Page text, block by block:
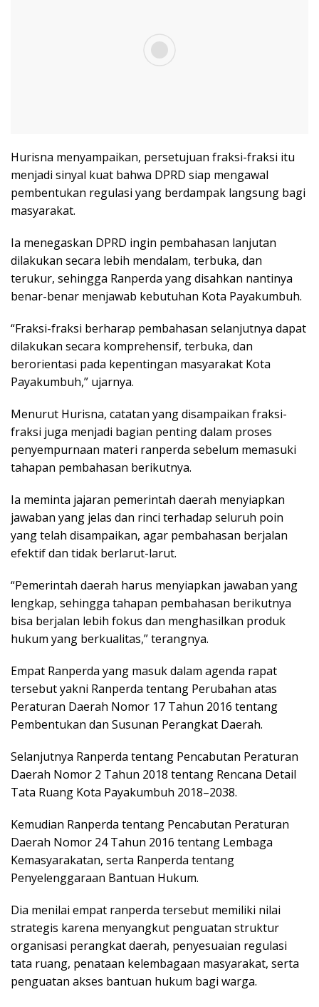
Hurisna menyampaikan, persetujuan fraksi-fraksi itu
menjadi sinyal kuat bahwa DPRD siap mengawal
pembentukan regulasi yang berdampak langsung bagi
masyarakat.
Ia menegaskan DPRD ingin pembahasan lanjutan
dilakukan secara lebih mendalam, terbuka, dan
terukur, sehingga Ranperda yang disahkan nantinya
benar-benar menjawab kebutuhan Kota Payakumbuh.
“Fraksi-fraksi berharap pembahasan selanjutnya dapat
dilakukan secara komprehensif, terbuka, dan
berorientasi pada kepentingan masyarakat Kota
Payakumbuh,” ujarnya.
Menurut Hurisna, catatan yang disampaikan fraksi-
fraksi juga menjadi bagian penting dalam proses
penyempurnaan materi ranperda sebelum memasuki
tahapan pembahasan berikutnya.
Ia meminta jajaran pemerintah daerah menyiapkan
jawaban yang jelas dan rinci terhadap seluruh poin
yang telah disampaikan, agar pembahasan berjalan
efektif dan tidak berlarut-larut.
“Pemerintah daerah harus menyiapkan jawaban yang
lengkap, sehingga tahapan pembahasan berikutnya
bisa berjalan lebih fokus dan menghasilkan produk
hukum yang berkualitas,” terangnya.
Empat Ranperda yang masuk dalam agenda rapat
tersebut yakni Ranperda tentang Perubahan atas
Peraturan Daerah Nomor 17 Tahun 2016 tentang
Pembentukan dan Susunan Perangkat Daerah.
Selanjutnya Ranperda tentang Pencabutan Peraturan
Daerah Nomor 2 Tahun 2018 tentang Rencana Detail
Tata Ruang Kota Payakumbuh 2018–2038.
Kemudian Ranperda tentang Pencabutan Peraturan
Daerah Nomor 24 Tahun 2016 tentang Lembaga
Kemasyarakatan, serta Ranperda tentang
Penyelenggaraan Bantuan Hukum.
Dia menilai empat ranperda tersebut memiliki nilai
strategis karena menyangkut penguatan struktur
organisasi perangkat daerah, penyesuaian regulasi
tata ruang, penataan kelembagaan masyarakat, serta
penguatan akses bantuan hukum bagi warga.